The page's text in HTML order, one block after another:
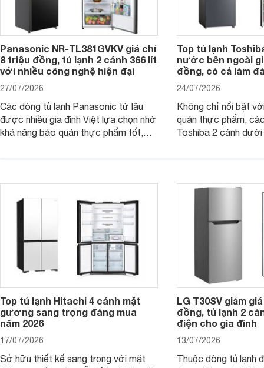
Panasonic NR-TL381GVKV giá chỉ
8 triệu đồng, tủ lạnh 2 cánh 366 lít
với nhiều công nghệ hiện đại
27/07/2026
Các dòng tủ lạnh Panasonic từ lâu
được nhiều gia đình Việt lựa chọn nhờ
khả năng bảo quản thực phẩm tốt,
phân khúc khiến không ít người dùng
phải cân nhắc. Trên thị trường hiện
Top tủ lạnh
nước bên ngoài
đồng, có cả làm
24/07/2026
Không chỉ nổi bật
quản thực phẩm,
Toshiba 2 cánh
Top tủ lạnh Hitachi 4 cánh mặt
gương sang trọng đáng mua
năm 2026
17/07/2026
Sở hữu thiết kế sang trọng với mặt
LG T30SV giảm
đồng, tủ lạnh 2
điện cho gia đình
13/07/2026
Thuộc dòng tủ lạnh